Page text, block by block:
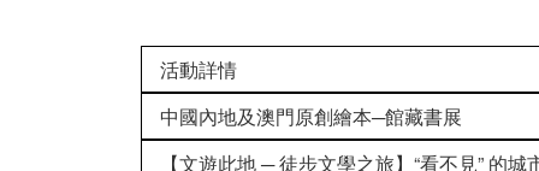
活動詳情
中國內地及澳門原創繪本─館藏書展
【文遊此地 ─ 徒步文學之旅】“看不見” 的城